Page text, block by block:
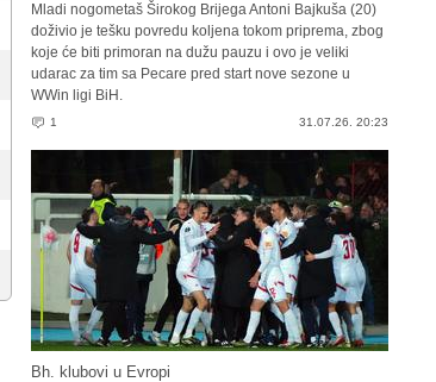
Mladi nogometaš Širokog Brijega Antoni Bajkuša (20)
doživio je tešku povredu koljena tokom priprema, zbog
koje će biti primoran na dužu pauzu i ovo je veliki
udarac za tim sa Pecare pred start nove sezone u
WWin ligi BiH.
1 31.07.26. 20:23
Bh. klubovi u Evropi